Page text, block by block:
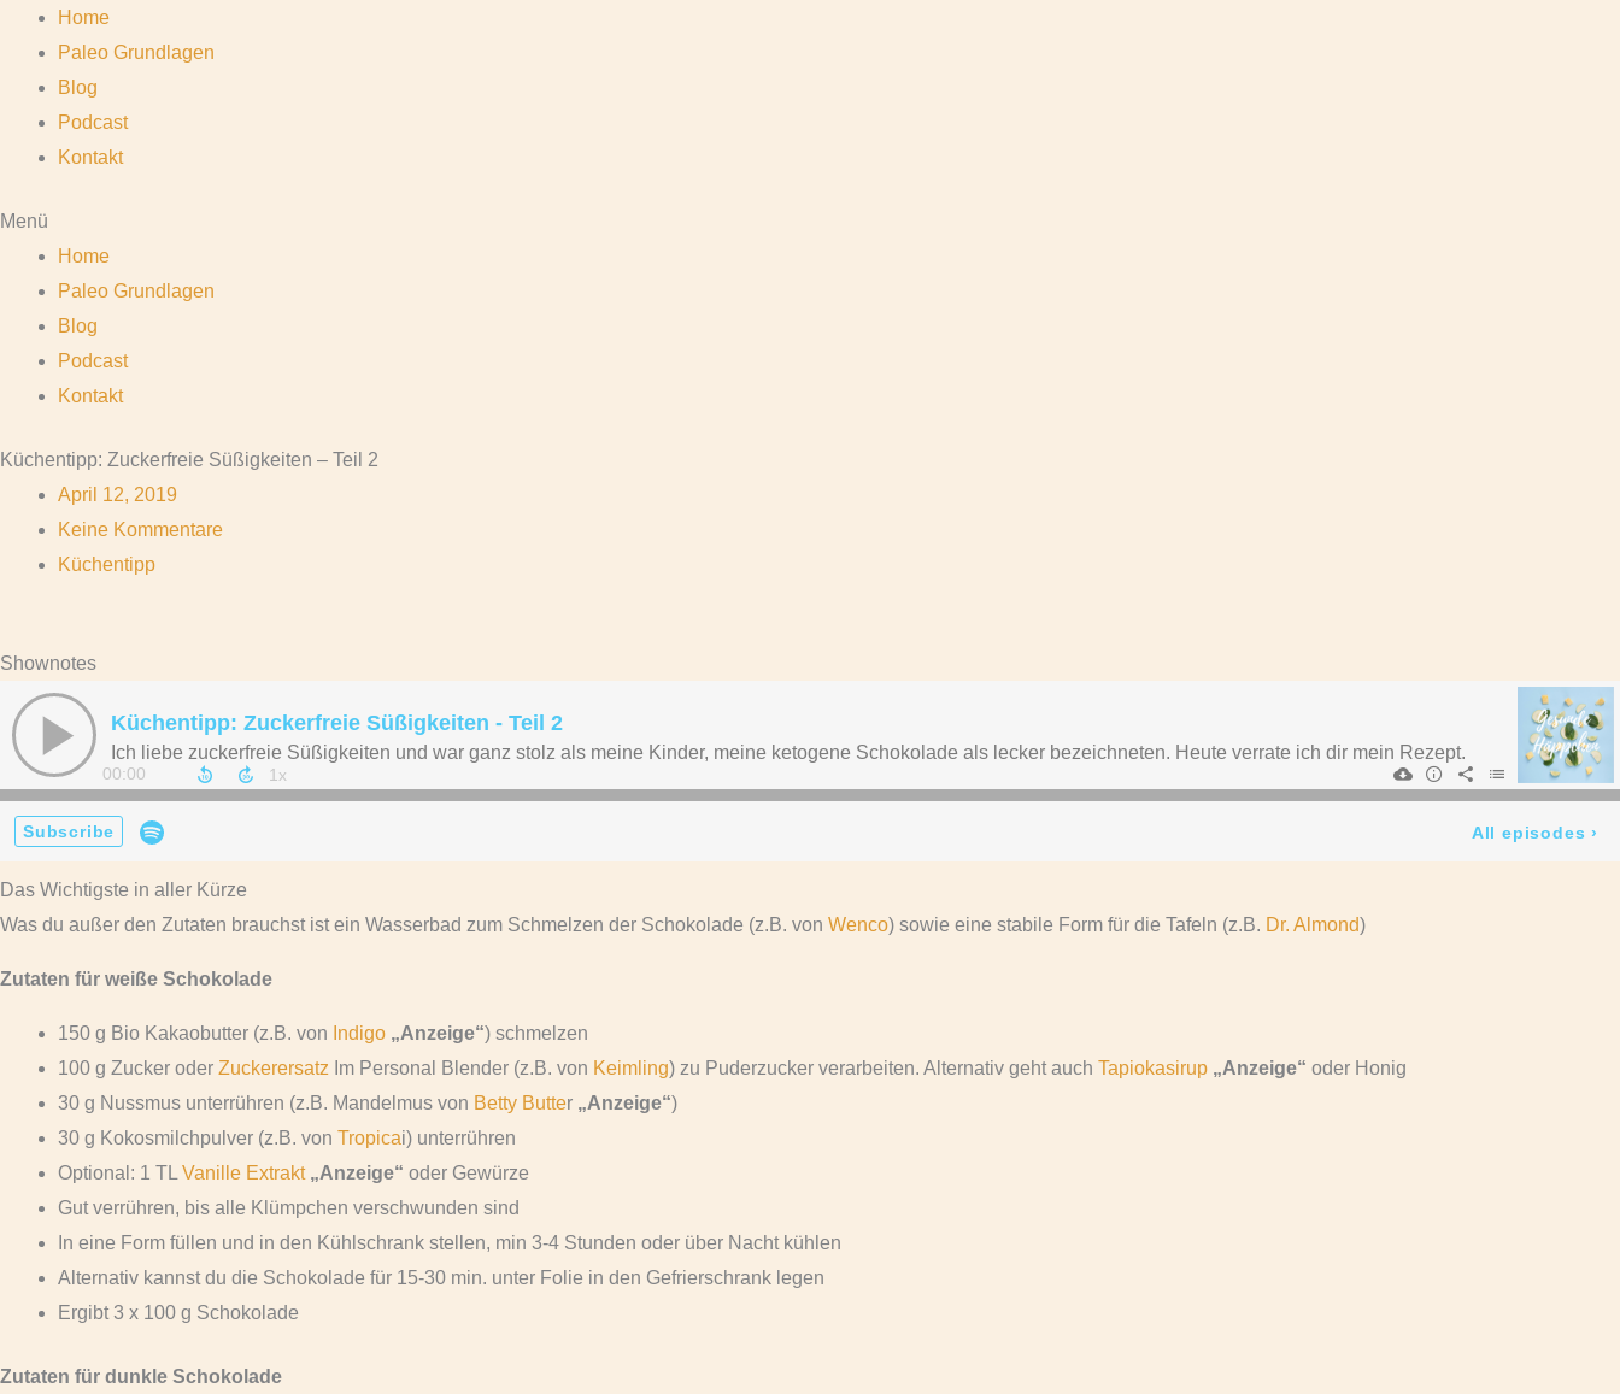
Inhalt
springen
Home
Paleo Grundlagen
Blog
Podcast
Kontakt
Menü
Home
Paleo Grundlagen
Blog
Podcast
Kontakt
Küchentipp: Zuckerfreie Süßigkeiten – Teil 2
April 12, 2019
Keine Kommentare
Küchentipp
Shownotes
Das Wichtigste in aller Kürze
Was du außer den Zutaten brauchst ist ein Wasserbad zum Schmelzen der Schokolade (z.B. von Wenco) sowie eine stabile Form für die Tafeln (z.B. Dr. Almond)
Zutaten für weiße Schokolade
150 g Bio Kakaobutter (z.B. von Indigo „Anzeige“) schmelzen
100 g Zucker oder Zuckerersatz Im Personal Blender (z.B. von Keimling) zu Puderzucker verarbeiten. Alternativ geht auch Tapiokasirup „Anzeige“ oder Honig
30 g Nussmus unterrühren (z.B. Mandelmus von Betty Butter „Anzeige“)
30 g Kokosmilchpulver (z.B. von Tropicai) unterrühren
Optional: 1 TL Vanille Extrakt „Anzeige“ oder Gewürze
Gut verrühren, bis alle Klümpchen verschwunden sind
In eine Form füllen und in den Kühlschrank stellen, min 3-4 Stunden oder über Nacht kühlen
Alternativ kannst du die Schokolade für 15-30 min. unter Folie in den Gefrierschrank legen
Ergibt 3 x 100 g Schokolade
Zutaten für dunkle Schokolade